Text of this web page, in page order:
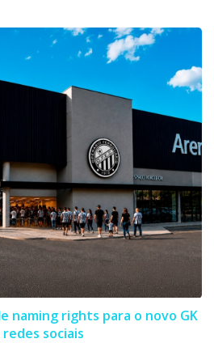
naming rights para o novo GK
sociais